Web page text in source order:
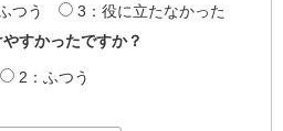
つう
3：役に立たなかった
すかったですか？
2：ふつう